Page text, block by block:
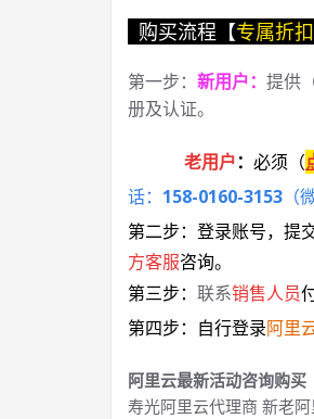
购买流程【专属折扣
第一步： 新用户： 提供
册及认证。
老用户： 必须 （
话： 158-0160-3153 （
第二步：登录账号，提
方客服咨询。
第三步： 联系销售人员
第四步：自行登录阿里
阿里云最新活动咨询购买
寿光阿里云代理商 新老